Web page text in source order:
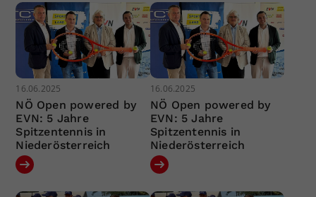
16.06.2025
NÖ Open powered by
EVN: 5 Jahre
Spitzentennis in
Niederösterreich
16.06.2025
NÖ Open powered by
EVN: 5 Jahre
Spitzentennis in
Niederösterreich